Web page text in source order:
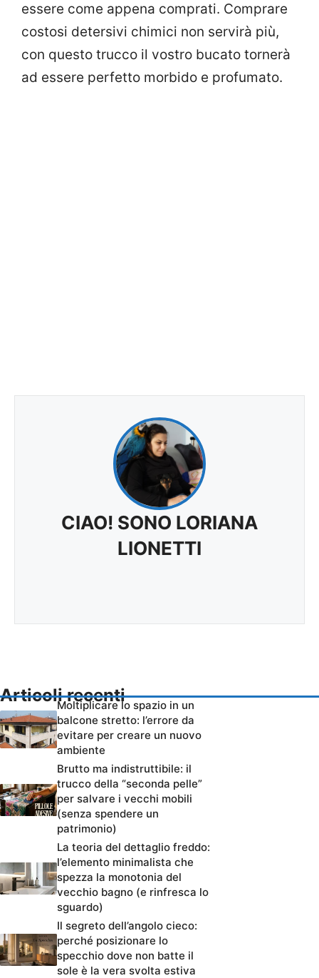
essere come appena comprati. Comprare
costosi detersivi chimici non servirà più,
con questo trucco il vostro bucato tornerà
ad essere perfetto morbido e profumato.
CIAO! SONO LORIANA
LIONETTI
Articoli recenti
Moltiplicare lo spazio in un
balcone stretto: l’errore da
evitare per creare un nuovo
ambiente
Brutto ma indistruttibile: il
trucco della “seconda pelle”
per salvare i vecchi mobili
(senza spendere un
patrimonio)
La teoria del dettaglio freddo:
l’elemento minimalista che
spezza la monotonia del
vecchio bagno (e rinfresca lo
sguardo)
Il segreto dell’angolo cieco:
perché posizionare lo
specchio dove non batte il
sole è la vera svolta estiva